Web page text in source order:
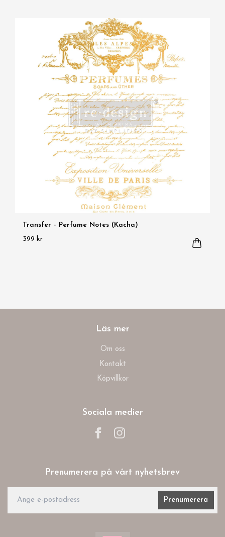
Transfer - Perfume Notes (Kacha)
399 kr
Läs mer
Om oss
Kontakt
Köpvillkor
Sociala medier
Prenumerera på vårt nyhetsbrev
Prenumerera